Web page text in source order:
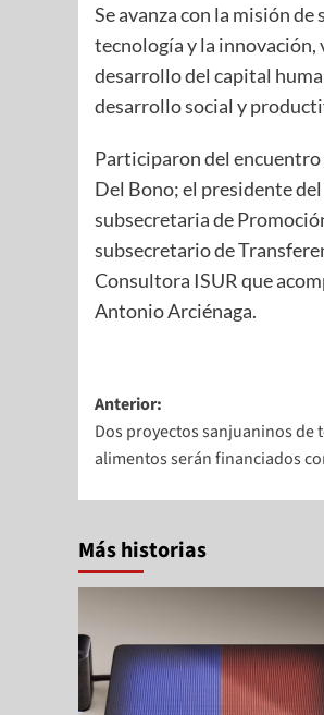
Se avanza con la misión
tecnología y la innovación,
desarrollo del capital
desarrollo social y
Participaron del encuentro
Del Bono; el presidente
subsecretaria de
subsecretario de
Consultora ISUR que
Antonio Arciénaga.
Anterior:
Dos proyectos sanjuaninos
alimentos serán financiados
Más historias